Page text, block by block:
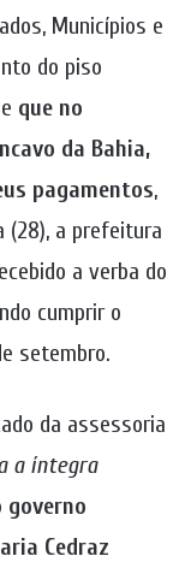
Municípios e
do piso
que no
da Bahia,
pagamentos,
(28), a prefeitura
a verba do
cumprir o
setembro.
da assessoria
a íntegra
Cedraz